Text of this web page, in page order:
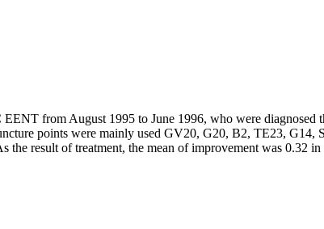
from August 1995 to June 1996, who were
points were mainly used GV20, G20, B2, TE23,
of treatment, the mean of improvement was 0.32 in